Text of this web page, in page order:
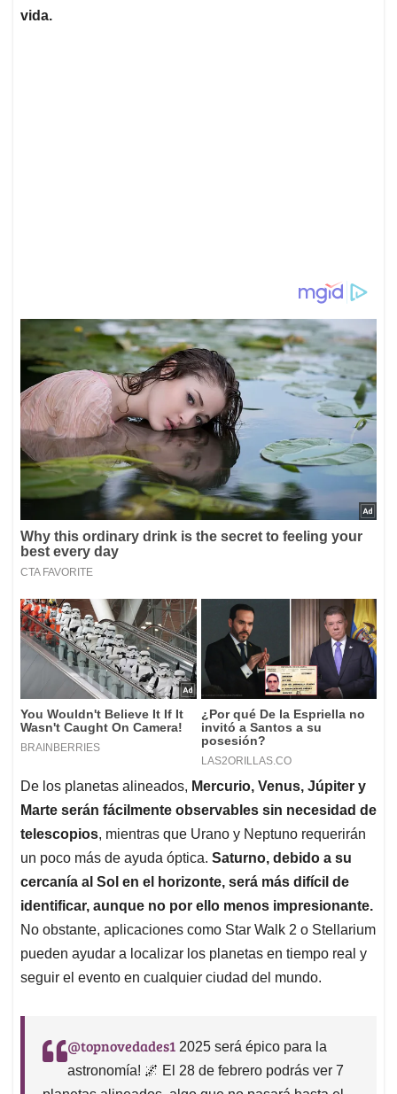
vida.
De los planetas alineados, Mercurio, Venus, Júpiter y
Marte serán fácilmente observables sin necesidad de
telescopios, mientras que Urano y Neptuno requerirán
un poco más de ayuda óptica. Saturno, debido a su
cercanía al Sol en el horizonte, será más difícil de
identificar, aunque no por ello menos impresionante.
No obstante, aplicaciones como Star Walk 2 o Stellarium
pueden ayudar a localizar los planetas en tiempo real y
seguir el evento en cualquier ciudad del mundo.
@topnovedades1 2025 será épico para la
astronomía! 🌌 El 28 de febrero podrás ver 7